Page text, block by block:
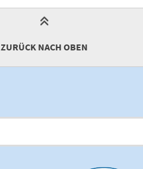
ZURÜCK NACH OBEN